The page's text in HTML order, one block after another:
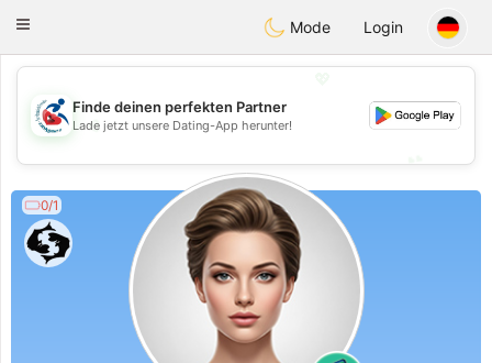
Handi Space
Toggle
Mode Login
💖
💕
Finde deinen perfekten Partner
Lade jetzt unsere Dating-App herunter!
0/1